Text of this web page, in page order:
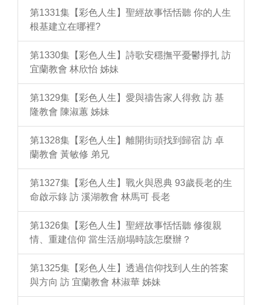
第1331集【彩色人生】聖經故事恬恬聽 你的人生
根基建立在哪裡?
第1330集【彩色人生】詩歌安穩撫平憂鬱掙扎 訪
宜蘭教會 林欣怡 姊妹
第1329集【彩色人生】愛與禱告家人得救 訪 基
隆教會 陳淑蕙 姊妹
第1328集【彩色人生】離開街頭找到歸宿 訪 卓
蘭教會 黃敏修 弟兄
第1327集【彩色人生】戰火與恩典 93歲長老的生
命啟示錄 訪 溪湖教會 林馬可 長老
第1326集【彩色人生】聖經故事恬恬聽 修復親
情、重建信仰 當生活崩塌時該怎麼辦？
第1325集【彩色人生】透過信仰找到人生的答案
與方向 訪 宜蘭教會 林淑華 姊妹